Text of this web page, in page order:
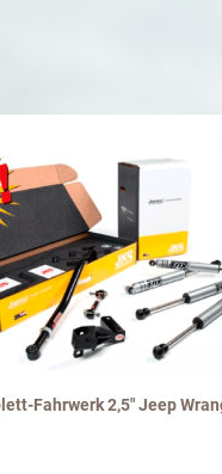
Fahrwerk 2,5" Jeep